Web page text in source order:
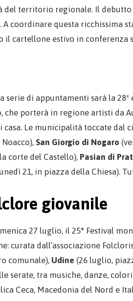
del territorio regionale. Il
A coordinare questa ricchissima
il cartellone estivo in conferenza
serie di appuntamenti sarà la
che porterà in regione artisti da
Le municipalità toccate dal
San Giorgio di Nogaro
corte del Castello), Pasian di
21, in piazza della Chiesa).
giovanile
27 luglio, il 25° Festival
curata dall’associazione
comunale), Udine (26 luglio,
serate, tra musiche, danze,
Ceca, Macedonia del Nord e